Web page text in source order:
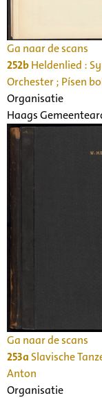
Ga naar de scans
252bHeldenlied :
Orchester ; Písen
Organisatie
Haags
Ga naar de scans
253a Slavische
Anton
Organisatie